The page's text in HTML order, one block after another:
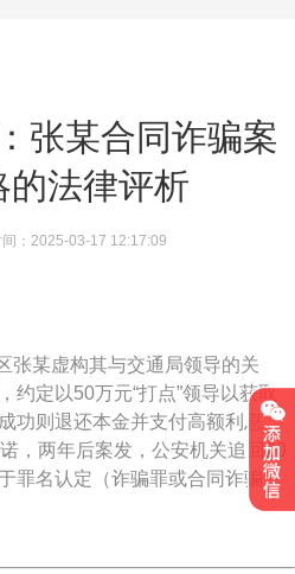
张某合同诈骗案
的法律评析
间：2025-03-17 12:17:09
张某虚构其与交通局领导的关
约定以50万元“打点”领导以获取
功则退还本金并支付高额利息。
，两年后案发，公安机关追回20
罪名认定（诈骗罪或合同诈骗